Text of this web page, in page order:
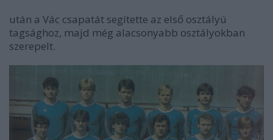
után a Vác csapatát segítette az első osztályú
tagsághoz, majd még alacsonyabb osztályokban
szerepelt.